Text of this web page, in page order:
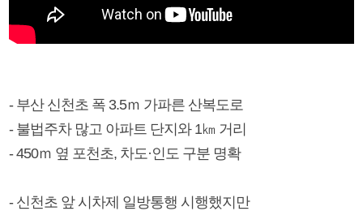
- 부산 신천초 폭 3.5ｍ 가파른 산복도로
- 불법주차 많고 아파트 단지와 1㎞ 거리
- 450ｍ 옆 포천초, 차도·인도 구분 명확
- 신천초 앞 시차제 일방통행 시행했지만